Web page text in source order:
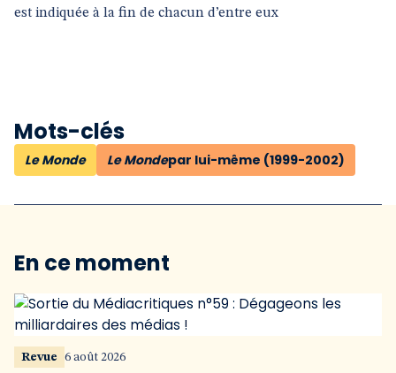
est indiquée à la fin de chacun d’entre eux
Mots-clés
Le Monde Le Mondepar lui-même (1999-2002)
En ce moment
Revue 6 août 2026